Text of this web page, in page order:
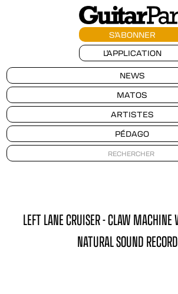
S'ABONNER
L'APPLICATION
NEWS
MATOS
ARTISTES
PÉDAGO
LEFT LANE CRUISER - CLAW
NATURAL SOUND